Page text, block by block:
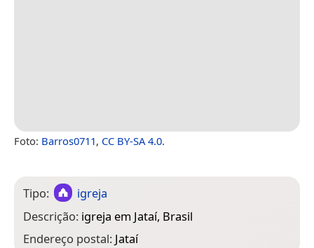
Foto: Barros0711, CC BY-SA 4.0.
Tipo:
igreja
Descrição: igreja em Jataí, Brasil
Endereço postal: Jataí